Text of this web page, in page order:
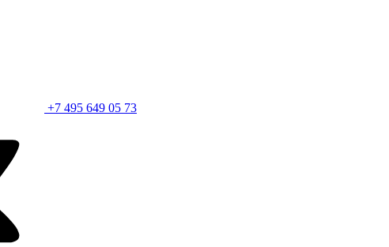
+7 495 649 05 73